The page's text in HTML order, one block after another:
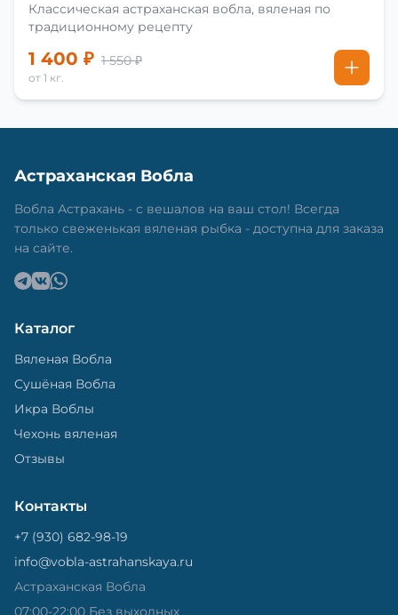
Классическая астраханская вобла, вяленая по
традиционному рецепту
1 400 ₽ 1 550 ₽
от 1 кг.
Астраханская Вобла
Вобла Астрахань - с вешалов на ваш стол! Всегда
только свеженькая вяленая рыбка - доступна для заказа
на сайте.
Каталог
Вяленая Вобла
Сушёная Вобла
Икра Воблы
Чехонь вяленая
Отзывы
Контакты
+7 (930) 682-98-19
info@vobla-astrahanskaya.ru
Астраханская Вобла